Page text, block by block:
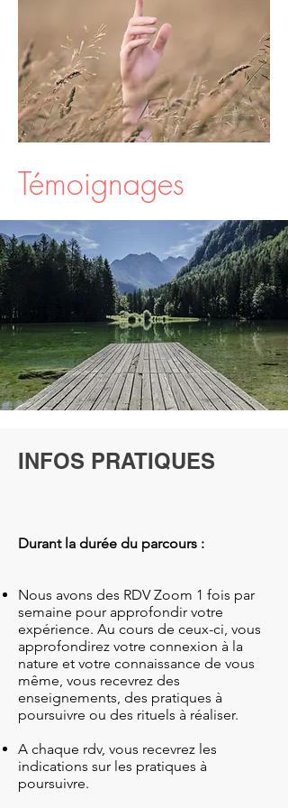
Témoignages
INFOS PRATIQUES
Durant la durée du parcours :
Nous avons des RDV Zoom 1 fois par
semaine pour approfondir votre
expérience. Au cours de ceux-ci, vous
approfondirez votre connexion à la
nature et votre connaissance de vous
même, vous recevrez des
enseignements, des pratiques à
poursuivre ou des rituels à réaliser.
A chaque rdv, vous recevrez les
indications sur les pratiques à
poursuivre.